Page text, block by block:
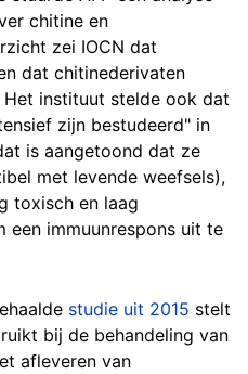
chitine en
zei IOCN dat
dat chitinederivaten
instituut stelde ook dat
zijn bestudeerd" in
is aangetoond dat ze
met levende weefsels),
toxisch en laag
een immuunrespons uit te
studie uit 2015 stelt
bij de behandeling van
afleveren van